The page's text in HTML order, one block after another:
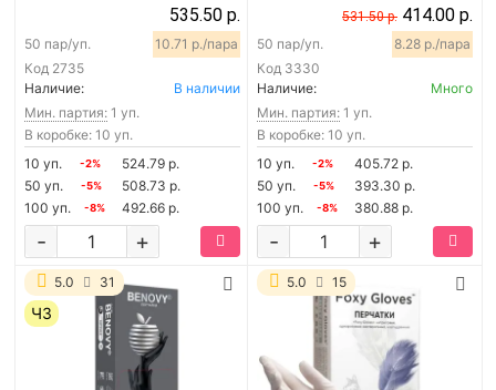
535.50 р.
Код 2735
50 пар/уп. 10.71 р./пара
Наличие:
В наличии
Мин. партия: 1 уп.
В коробке: 10 уп.
10 уп.
-2%
524.79 р.
50 уп.
-5%
508.73 р.
100 уп.
-8% 492.66 р.
+
-
531.50 р. 414.00 р.
Код 3330
50 пар/уп. 8.28 р./пара
Наличие:
Много
Мин. партия: 1 уп.
В коробке: 10 уп.
10 уп.
-2%
405.72 р.
50 уп.
-5%
393.30 р.
100 уп.
-8% 380.88 р.
+
-
5.0 31
ЧЗ
5.0 15